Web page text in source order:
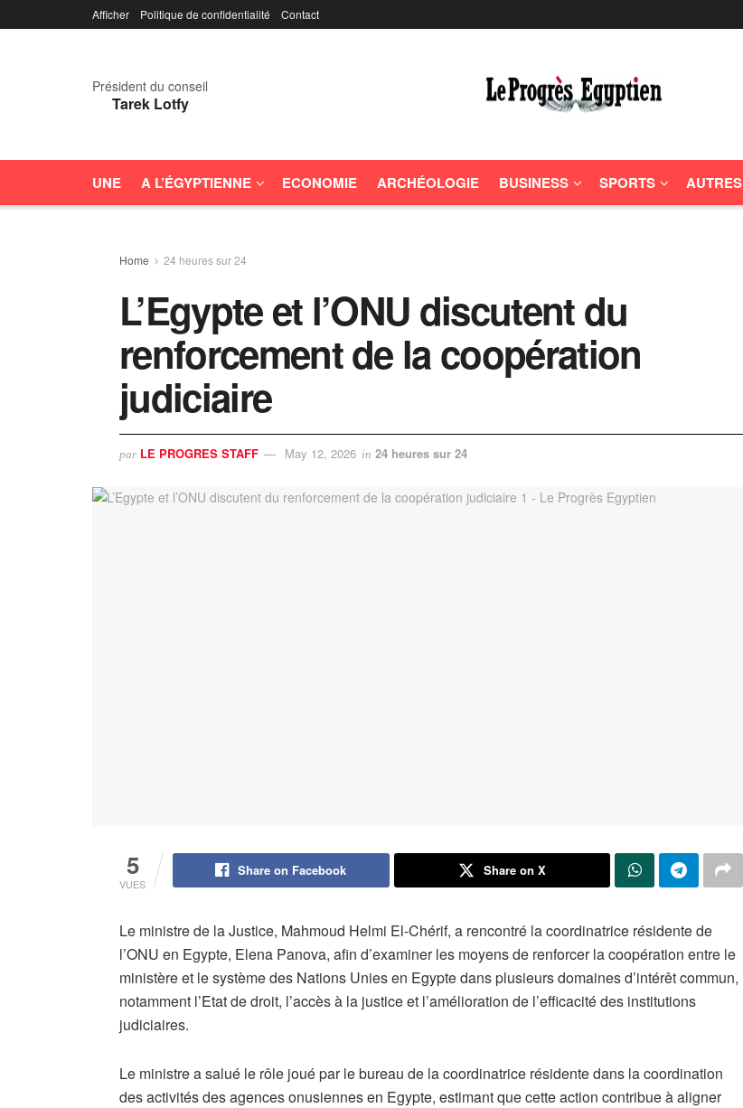
Afficher Politique de confidentialité Contact
Président du conseil
Tarek Lotfy
UNE A L’ÉGYPTIENNE ECONOMIE ARCHÉOLOGIE BUSINESS SPORTS AUTRES
Home 24 heures sur 24
L’Egypte et l’ONU discutent du
renforcement de la coopération
judiciaire
par LE PROGRES STAFF May 12, 2026 in 24 heures sur 24
5
VUES
Share on Facebook Share on X
Le ministre de la Justice, Mahmoud Helmi El-Chérif, a rencontré la coordinatrice résidente de
l’ONU en Egypte, Elena Panova, afin d’examiner les moyens de renforcer la coopération entre le
ministère et le système des Nations Unies en Egypte dans plusieurs domaines d’intérêt commun,
notamment l’Etat de droit, l’accès à la justice et l’amélioration de l’efficacité des institutions
judiciaires.
Le ministre a salué le rôle joué par le bureau de la coordinatrice résidente dans la coordination
des activités des agences onusiennes en Egypte, estimant que cette action contribue à aligner